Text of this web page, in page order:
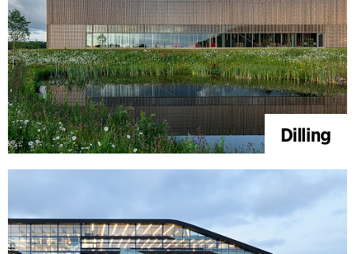
Dilling